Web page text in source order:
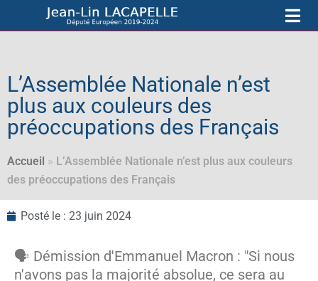
L’Assemblée Nationale n’est
plus aux couleurs des
préoccupations des Français
Accueil » L’Assemblée Nationale n’est plus aux couleurs
des préoccupations des Français
Posté le : 23 juin 2024
🗣️ Démission d'Emmanuel Macron : "Si nous
n'avons pas la majorité absolue, ce sera au